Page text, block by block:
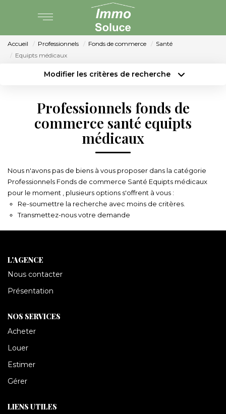
PARTENARIAT
VENTE
LOCATION
GESTION LOCATIVE
ESTIMATION
CONTACT
Accueil Professionnels Fonds de commerce
Santé
Equipts médicaux
Modifier les critères de recherche
Sélectionnez...
Type de bien
Surface min
Plus de critères
Professionnels fonds de
commerce santé equipts
médicaux
Nous n'avons pas de biens à vous proposer dans la catégorie
Professionnels Fonds de commerce Santé Equipts médicaux
pour le moment , plusieurs options s'offrent à vous :
Re-soumettre la recherche avec moins de critères.
Transmettez-nous votre demande
L'AGENCE
Nous contacter
Présentation
NOS SERVICES
Acheter
Louer
Estimer
Gérer
LIENS UTILES